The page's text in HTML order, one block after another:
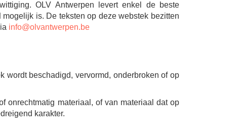
OLV Antwerpen levert enkel de beste
is. De teksten op deze webstek bezitten
info@olvantwerpen.be
wordt beschadigd, vervormd, onderbroken of op
onrechtmatig materiaal, of van materiaal dat op
karakter.